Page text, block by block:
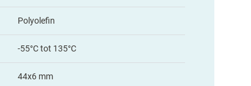
Polyolefin
-55°C tot 135°C
44x6 mm